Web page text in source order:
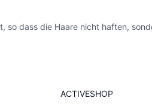
dass die Haare nicht haften,
ACTIVESHOP